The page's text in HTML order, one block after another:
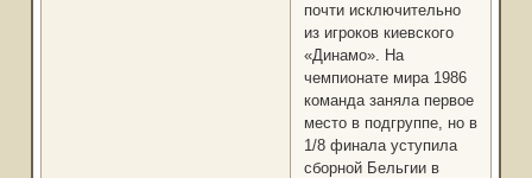
почти исключительно
из игроков киевского
«Динамо». На
чемпионате мира 1986
команда заняла первое
место в подгруппе, но в
1/8 финала уступила
сборной Бельгии в